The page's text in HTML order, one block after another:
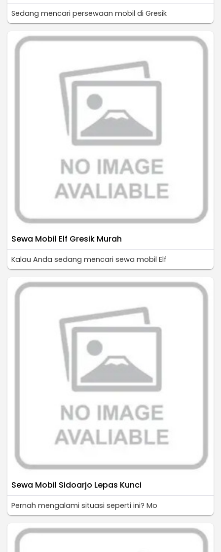
Sedang mencari persewaan mobil di Gresik
Sewa Mobil Elf Gresik Murah
Kalau Anda sedang mencari sewa mobil Elf
Sewa Mobil Sidoarjo Lepas Kunci
Pernah mengalami situasi seperti ini? Mo